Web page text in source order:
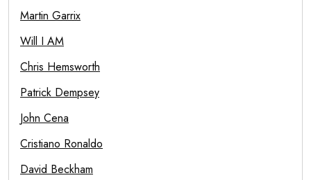
Martin Garrix
Will I AM
Chris Hemsworth
Patrick Dempsey
John Cena
Cristiano Ronaldo
David Beckham